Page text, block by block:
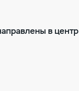
в центр